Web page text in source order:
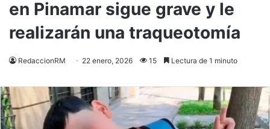
en Pinamar sigue grave y le
realizarán una traqueotomía
RedaccionRM 22 enero, 2026 15 Lectura de 1 minuto